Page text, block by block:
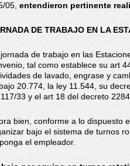
05, entendieron pertinente
DE TRABAJO EN LA
de trabajo en las
tal como establece su art
de lavado, engrase y
20.774, la ley 11.544, su
33 y el art 18 del decreto
bien, conforme a lo dispuesto
bajo el sistema de turnos
el empleador.